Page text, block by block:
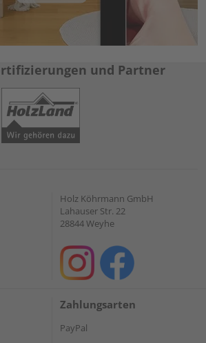
und Partner
Holz Köhrmann GmbH
Lahauser Str. 22
28844 Weyhe
Zahlungsarten
PayPal